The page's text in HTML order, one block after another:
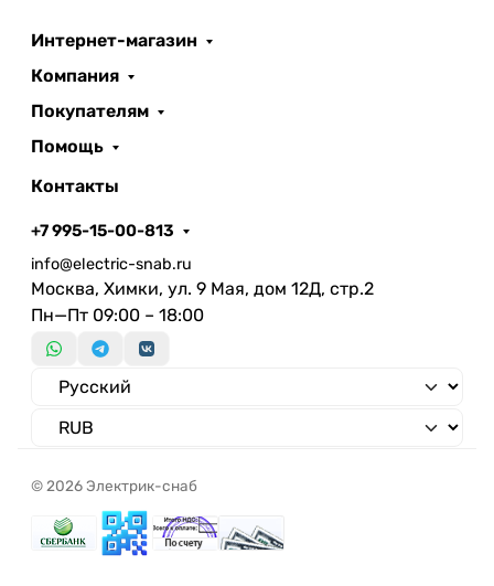
Интернет-магазин
Компания
Покупателям
Помощь
Контакты
+7 995-15-00-813
info@electric-snab.ru
Москва, Химки, ул. 9 Мая, дом 12Д, стр.2
Пн—Пт 09:00 – 18:00
© 2026 Электрик-снаб